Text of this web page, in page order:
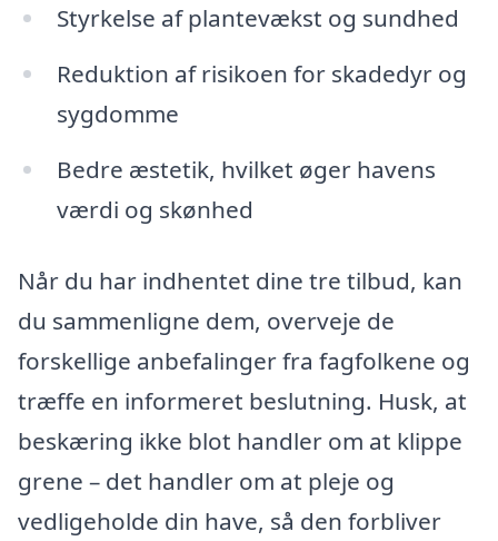
Styrkelse af plantevækst og sundhed
Reduktion af risikoen for skadedyr og
sygdomme
Bedre æstetik, hvilket øger havens
værdi og skønhed
Når du har indhentet dine tre tilbud, kan
du sammenligne dem, overveje de
forskellige anbefalinger fra fagfolkene og
træffe en informeret beslutning. Husk, at
beskæring ikke blot handler om at klippe
grene – det handler om at pleje og
vedligeholde din have, så den forbliver